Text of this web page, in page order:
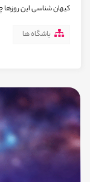
کیهان شناسی این روزها
باشگاه ها